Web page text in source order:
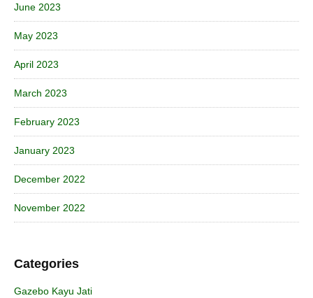
June 2023
May 2023
April 2023
March 2023
February 2023
January 2023
December 2022
November 2022
Categories
Gazebo Kayu Jati